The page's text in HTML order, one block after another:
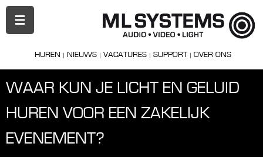
HUREN NIEUWS VACATURES SUPPORT OVER ONS
PRIMAIR
MENU
WAAR KUN JE LICHT EN GELUID
HUREN VOOR EEN ZAKELIJK
EVENEMENT?